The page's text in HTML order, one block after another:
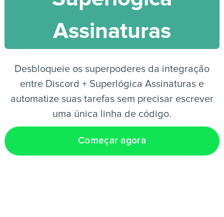
PT
Assinaturas
Desbloqueie os superpoderes da integração
entre Discord + Superlógica Assinaturas e
automatize suas tarefas sem precisar escrever
uma única linha de código.
Começar agora